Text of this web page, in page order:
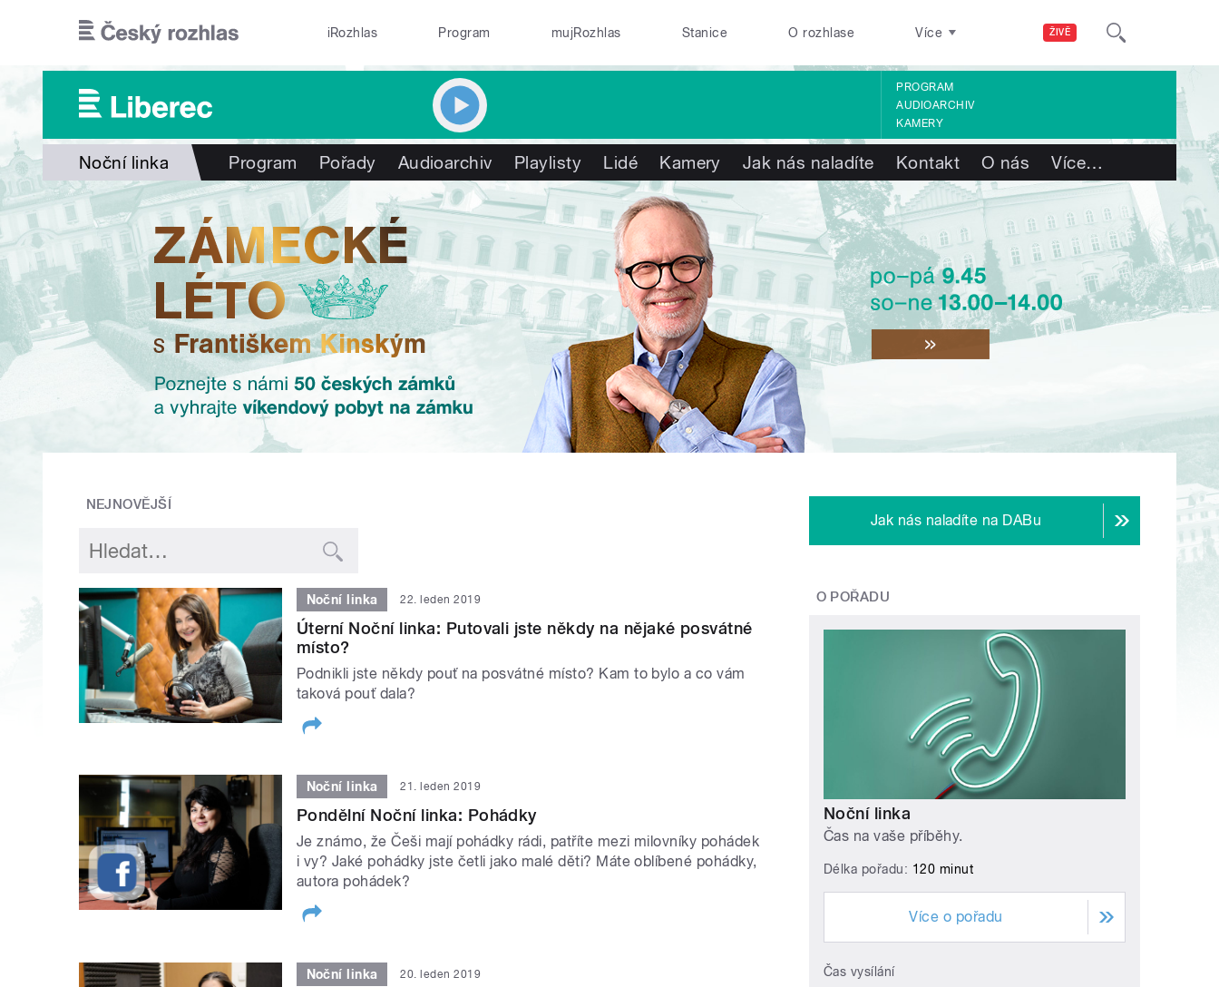
ŽIVĚ
iRozhlas Program mujRozhlas Stanice O rozhlase Více
PROGRAM
AUDIOARCHIV
KAMERY
Noční linka Program Pořady Audioarchiv Playlisty Lidé Kamery Jak nás naladíte Kontakt O nás Více…
NEJNOVĚJŠÍ
Noční linka 22. leden 2019
Úterní Noční linka: Putovali jste někdy na nějaké posvátné
místo?
Podnikli jste někdy pouť na posvátné místo? Kam to bylo a co vám
taková pouť dala?
Noční linka 21. leden 2019
Pondělní Noční linka: Pohádky
Je známo, že Češi mají pohádky rádi, patříte mezi milovníky pohádek
i vy? Jaké pohádky jste četli jako malé děti? Máte oblíbené pohádky,
autora pohádek?
Noční linka 20. leden 2019
Jak nás naladíte na DABu
O POŘADU
Noční linka
Čas na vaše příběhy.
Délka pořadu: 120 minut
Více o pořadu
Čas vysílání